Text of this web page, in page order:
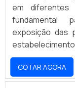
em
fundamental
exposição das
importante
parcerias
fornecimento
COTAR AGORA